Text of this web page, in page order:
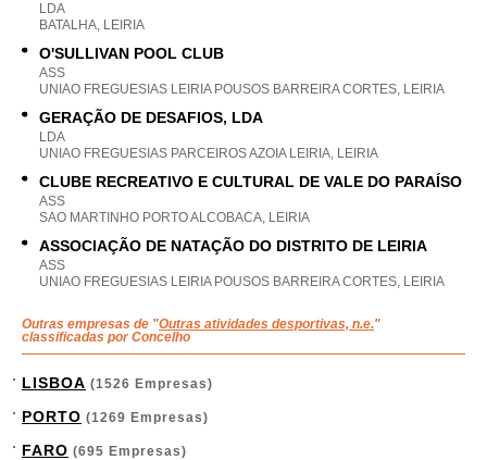
LDA
BATALHA, LEIRIA
O'SULLIVAN POOL CLUB
ASS
UNIAO FREGUESIAS LEIRIA POUSOS BARREIRA CORTES, LEIRIA
GERAÇÃO DE DESAFIOS, LDA
LDA
UNIAO FREGUESIAS PARCEIROS AZOIA LEIRIA, LEIRIA
CLUBE RECREATIVO E CULTURAL DE VALE DO PARAÍSO
ASS
SAO MARTINHO PORTO ALCOBACA, LEIRIA
ASSOCIAÇÃO DE NATAÇÃO DO DISTRITO DE LEIRIA
ASS
UNIAO FREGUESIAS LEIRIA POUSOS BARREIRA CORTES, LEIRIA
Outras empresas de "Outras atividades desportivas, n.e."
classificadas por Concelho
LISBOA (1526 Empresas)
PORTO (1269 Empresas)
FARO (695 Empresas)